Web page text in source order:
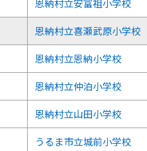
恩納村立安富祖小学校
恩納村立喜瀬武原小学校
恩納村立恩納小学校
恩納村立仲泊小学校
恩納村立山田小学校
うるま市立城前小学校